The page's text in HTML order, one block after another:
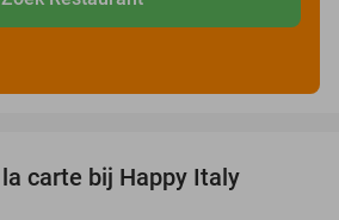
carte bij Happy Italy